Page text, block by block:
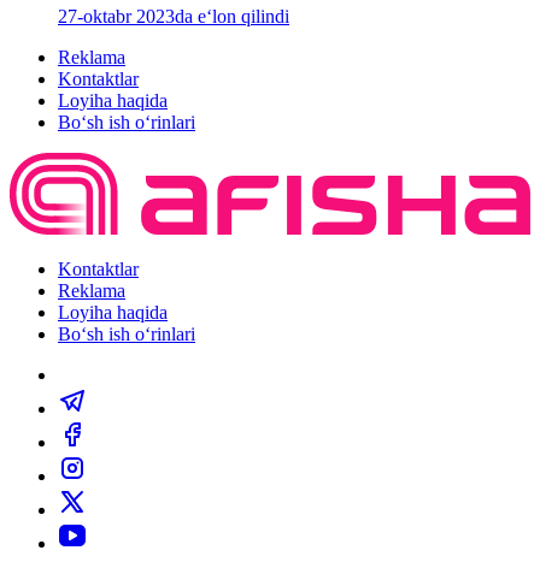
27-oktabr 2023da e‘lon qilindi
Reklama
Kontaktlar
Loyiha haqida
Bo‘sh ish o‘rinlari
Kontaktlar
Reklama
Loyiha haqida
Bo‘sh ish o‘rinlari